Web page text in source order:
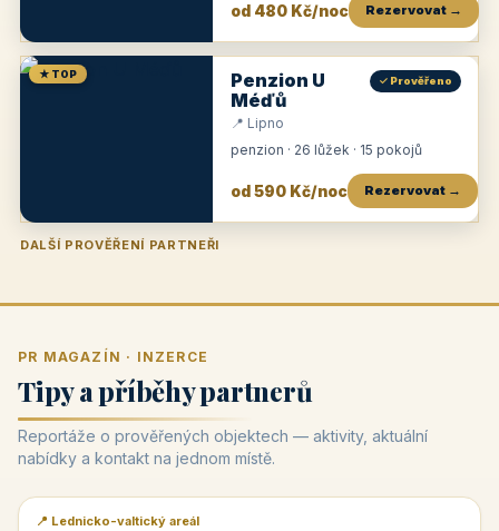
od 480 Kč/noc Rezervovat →
★ TOP
Penzion U
Méďů
✓ Prověřeno
📍 Lipno
penzion · 26 lůžek · 15 pokojů
od 590 Kč/noc Rezervovat →
DALŠÍ PROVĚŘENÍ PARTNEŘI
Penzion U Zámku Pension Faber
PR MAGAZÍN · INZERCE
Tipy a příběhy partnerů
Reportáže o prověřených objektech — aktivity, aktuální
nabídky a kontakt na jednom místě.
📰 PR článek
📍 Lednicko-valtický areál